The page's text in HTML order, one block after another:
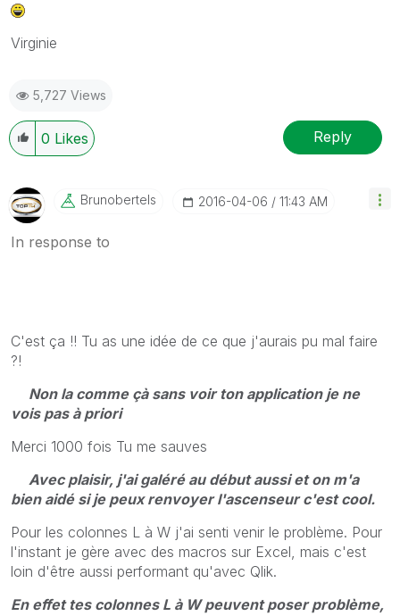
Virginie
5,727 Views
0 Likes Reply
Brunobertels ‎2016-04-06 11:43 AM
In response to
C'est ça !! Tu as une idée de ce que j'aurais pu mal faire
?!
Non la comme çà sans voir ton application je ne
vois pas à priori
Merci 1000 fois Tu me sauves
Avec plaisir, j'ai galéré au début aussi et on m'a
bien aidé si je peux renvoyer l'ascenseur c'est cool.
Pour les colonnes L à W j'ai senti venir le problème. Pour
l'instant je gère avec des macros sur Excel, mais c'est
loin d'être aussi performant qu'avec Qlik.
En effet tes colonnes L à W peuvent poser problème,